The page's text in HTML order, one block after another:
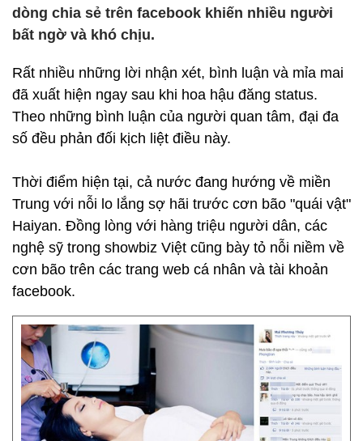
dòng chia sẻ trên facebook khiến nhiều người
bất ngờ và khó chịu.
Rất nhiều những lời nhận xét, bình luận và mỉa mai
đã xuất hiện ngay sau khi hoa hậu đăng status.
Theo những bình luận của người quan tâm, đại đa
số đều phản đối kịch liệt điều này.
Thời điểm hiện tại, cả nước đang hướng về miền
Trung với nỗi lo lắng sợ hãi trước cơn bão "quái vật"
Haiyan. Đồng lòng với hàng triệu người dân, các
nghệ sỹ trong showbiz Việt cũng bày tỏ nỗi niềm về
cơn bão trên các trang web cá nhân và tài khoản
facebook.